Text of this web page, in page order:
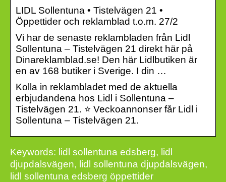
LIDL Sollentuna • Tistelvägen 21 •
Öppettider och reklamblad t.o.m. 27/2
Vi har de senaste reklambladen från Lidl
Sollentuna – Tistelvägen 21 direkt här på
Dinareklamblad.se! Den här Lidlbutiken är
en av 168 butiker i Sverige. I din …
Kolla in reklambladet med de aktuella
erbjudandena hos Lidl i Sollentuna –
Tistelvägen 21. ⭐ Veckoannonser får Lidl i
Sollentuna – Tistelvägen 21.
Keywords: lidl sollentuna edsberg, lidl
djupdalsvägen, lidl sollentuna djupdalsvägen,
lidl sollentuna edsberg öppettider